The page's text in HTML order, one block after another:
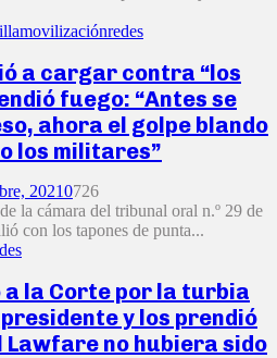
movilizaciónredes
a cargar contra “los
fuego: “Antes se
ahora el golpe blando
los militares”
20210726
la cámara del tribunal oral n.º 29 de
con los tapones de punta...
a la Corte por la turbia
y los prendió
Lawfare no hubiera sido